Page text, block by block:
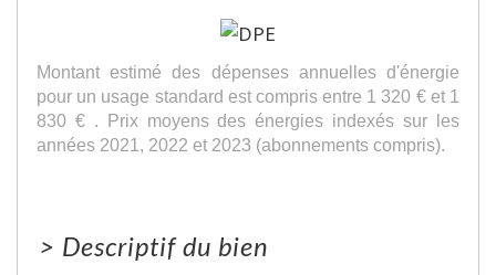
Montant estimé des dépenses annuelles d'énergie
pour un usage standard est compris entre 1 320 € et 1
830 € . Prix moyens des énergies indexés sur les
années 2021, 2022 et 2023 (abonnements compris).
> Descriptif du bien